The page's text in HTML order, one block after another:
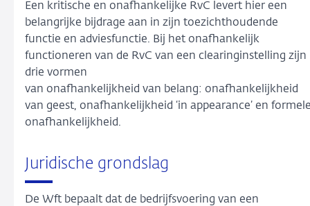
Een kritische en onafhankelijke RvC levert hier een
belangrijke bijdrage aan in zijn toezichthoudende
functie en adviesfunctie. Bij het onafhankelijk
functioneren van de RvC van een clearinginstelling zijn
drie vormen
van onafhankelijkheid van belang: onafhankelijkheid
van geest, onafhankelijkheid ‘in appearance’ en
onafhankelijkheid.
Juridische grondslag
De Wft bepaalt dat de bedrijfsvoering van een